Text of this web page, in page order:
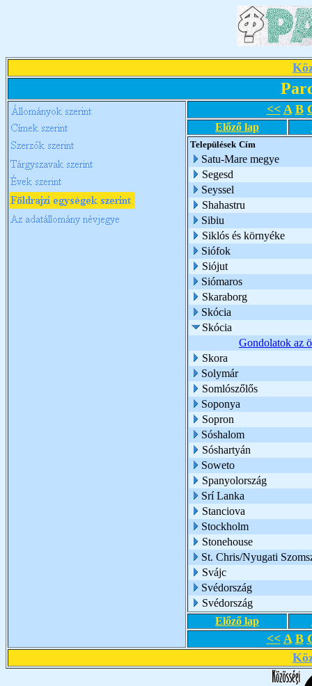
<< A B
Előző lap
Települések Cím
Satu-Mare megye
Segesd
Seyssel
Shahastru
Sibiu
Siklós és környéke
Siófok
Siójut
Siómaros
Skaraborg
Skócia
Skócia
Gondolatok az
Skora
Solymár
Somlószőlős
Soponya
Sopron
Sóshalom
Sóshartyán
Soweto
Spanyolország
Srí Lanka
Stanciova
Stockholm
Stonehouse
St. Chris/Nyugati
Svájc
Svédország
Svédország
Előző lap
<< A B